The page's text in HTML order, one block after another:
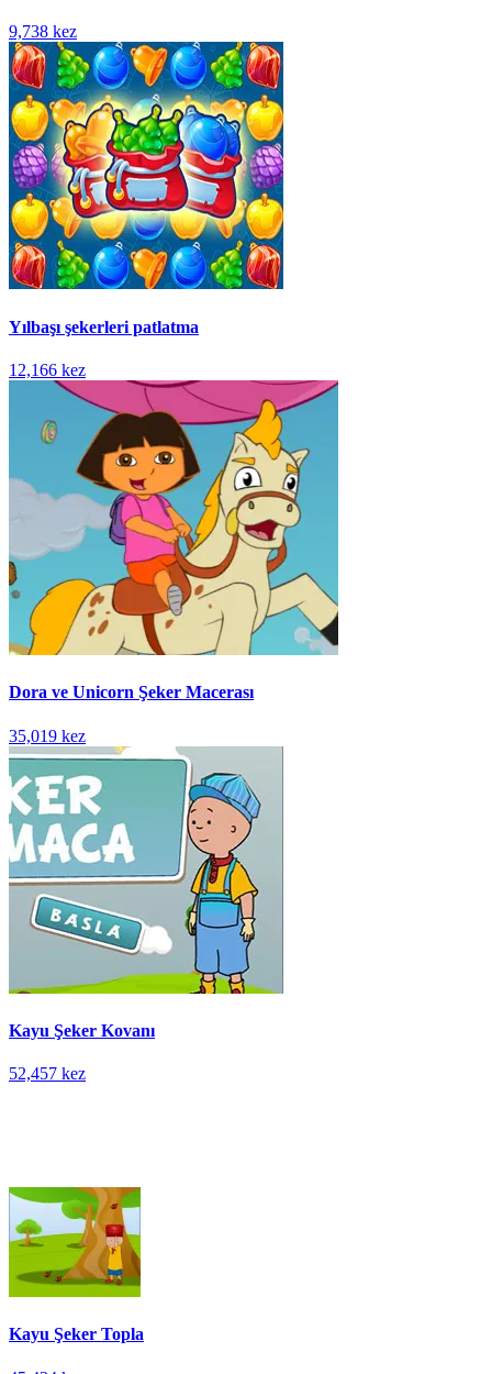
9,738 kez
Yılbaşı şekerleri patlatma
12,166 kez
Dora ve Unicorn Şeker Macerası
35,019 kez
Kayu Şeker Kovanı
52,457 kez
Kayu Şeker Topla